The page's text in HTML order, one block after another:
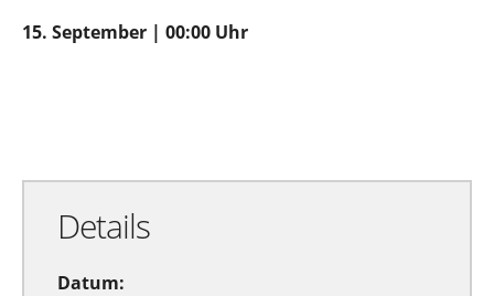
15. September | 00:00 Uhr
Details
Datum: